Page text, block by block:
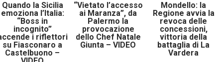
Quando la Sicilia
emoziona l’Italia:
“Boss in
incognito”
i riflettori
su Fiasconaro a
Castelbuono –
“Vietato l’accesso
ai Maranza”, da
Palermo la
provocazione
dello Chef Natale
Giunta – VIDEO
Mondello: la
Regione avvia la
revoca delle
concessioni,
vittoria della
battaglia di La
Vardera